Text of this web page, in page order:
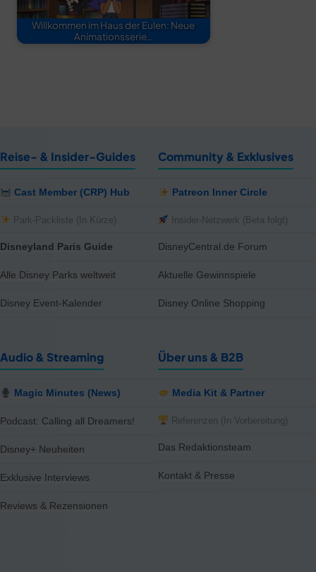
Willkommen im Haus der Eulen: Neue
Animationsserie…
Reise- & Insider-Guides
Cast Member (CRP) Hub
Park-Packliste (In Kürze)
Disneyland Paris Guide
Alle Disney Parks weltweit
Disney Event-Kalender
Community & Exklusives
Patreon Inner Circle
Insider-Netzwerk (Beta folgt)
DisneyCentral.de Forum
Aktuelle Gewinnspiele
Disney Online Shopping
Audio & Streaming
Magic Minutes (News)
Podcast: Calling all Dreamers!
Disney+ Neuheiten
Exklusive Interviews
Reviews & Rezensionen
Über uns & B2B
Media Kit & Partner
Referenzen (In Vorbereitung)
Das Redaktionsteam
Kontakt & Presse